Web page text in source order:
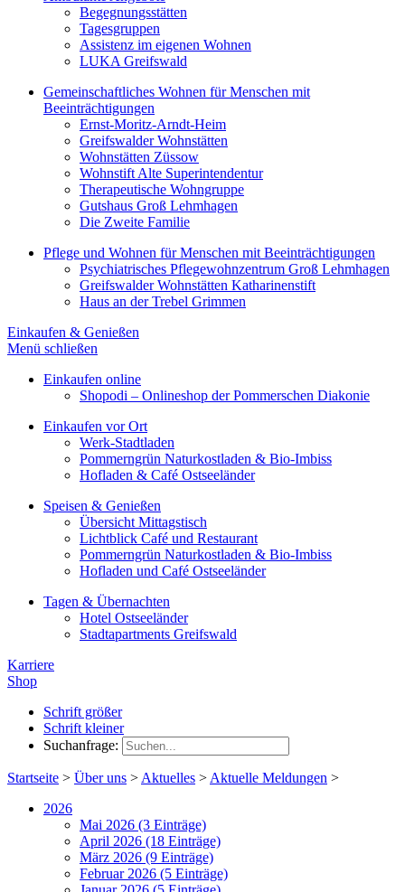
Begegnungsstätten
Tagesgruppen
Assistenz im eigenen Wohnen
LUKA Greifswald
Gemeinschaftliches Wohnen für Menschen mit
Beeinträchtigungen
Ernst-Moritz-Arndt-Heim
Greifswalder Wohnstätten
Wohnstätten Züssow
Wohnstift Alte Superintendentur
Therapeutische Wohngruppe
Gutshaus Groß Lehmhagen
Die Zweite Familie
Pflege und Wohnen für Menschen mit Beeinträchtigungen
Psychiatrisches Pflegewohnzentrum Groß Lehmhagen
Greifswalder Wohnstätten Katharinenstift
Haus an der Trebel Grimmen
Einkaufen & Genießen
Menü schließen
Einkaufen online
Shopodi – Onlineshop der Pommerschen Diakonie
Einkaufen vor Ort
Werk-Stadtladen
Pommerngrün Naturkostladen & Bio-Imbiss
Hofladen & Café Ostseeländer
Speisen & Genießen
Übersicht Mittagstisch
Lichtblick Café und Restaurant
Pommerngrün Naturkostladen & Bio-Imbiss
Hofladen und Café Ostseeländer
Tagen & Übernachten
Hotel Ostseeländer
Stadtapartments Greifswald
Karriere
Shop
Schrift größer
Schrift kleiner
Suchanfrage:
Startseite > Über uns > Aktuelles > Aktuelle Meldungen >
2026
Mai 2026 (3 Einträge)
April 2026 (18 Einträge)
März 2026 (9 Einträge)
Februar 2026 (5 Einträge)